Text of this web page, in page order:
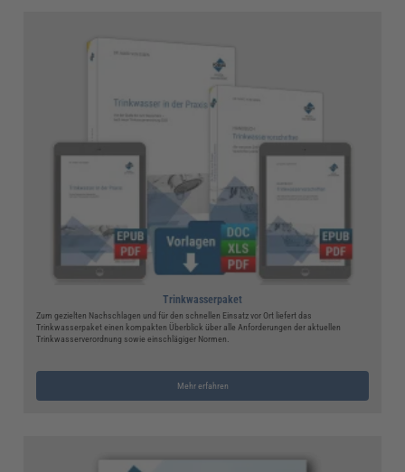
Trinkwasserpaket
Zum gezielten Nachschlagen und für den schnellen Einsatz vor Ort liefert das
Trinkwasserpaket einen kompakten Überblick über alle Anforderungen der aktuellen
Trinkwasserverordnung sowie einschlägiger Normen.
Mehr erfahren